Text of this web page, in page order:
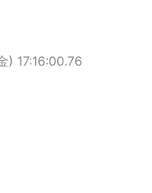
) 17:16:00.76